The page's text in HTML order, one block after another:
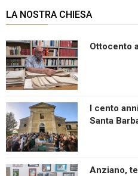
LA NOSTRA CHIESA
Ottocento
I cento
Santa
Anziano,